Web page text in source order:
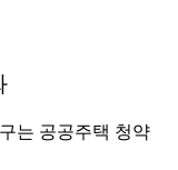
는 공공주택 청약